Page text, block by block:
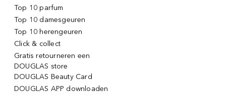
Top 10 parfum
Top 10 damesgeuren
Top 10 herengeuren
Click & collect
Gratis retourneren een
DOUGLAS store
DOUGLAS Beauty Card
DOUGLAS APP downloaden